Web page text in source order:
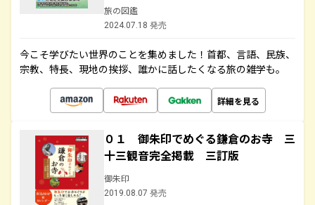
旅の図鑑
2024.07.18 発売
今こそ学びたい世界のことを集めました！首都、言語、民族、
宗教、特長、現地の挨拶、誰かに話したくなる旅の雑学も。
詳細を見る
０１ 御朱印でめぐる鎌倉のお寺 三
十三観音完全掲載 三訂版
御朱印
2019.08.07 発売